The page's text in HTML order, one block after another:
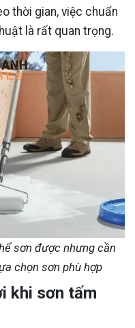
thời gian, việc chuẩn
là rất quan trọng.
sơn được nhưng cần
chọn sơn phù hợp
khi sơn tấm